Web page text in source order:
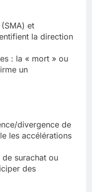
et
la direction
: la « mort » ou
un
divergence de
les accélérations
surachat ou
des